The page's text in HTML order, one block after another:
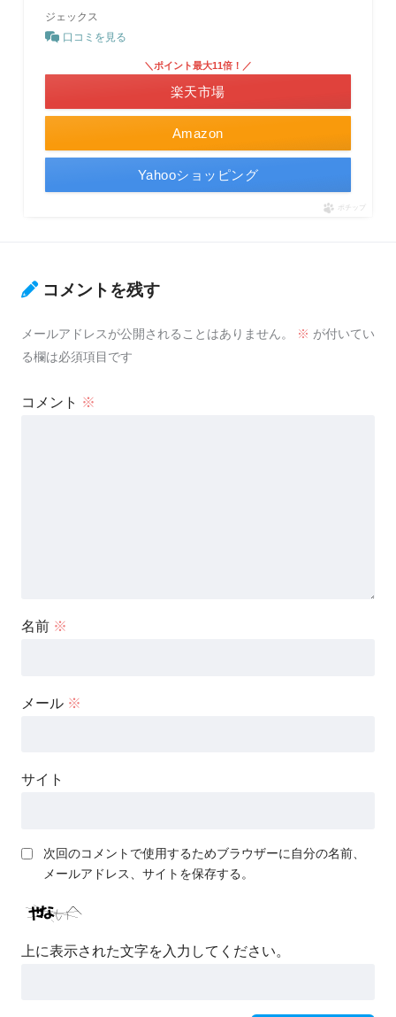
ジェックス
口コミを見る
Amazon
＼ポイント最大11倍！／
楽天市場
Yahooショッピング
ポチップ
コメントを残す
メールアドレスが公開されることはありません。 ※ が付いてい
る欄は必須項目です
コメント ※
名前 ※
メール ※
サイト
次回のコメントで使用するためブラウザーに自分の名前、
メールアドレス、サイトを保存する。
上に表示された文字を入力してください。